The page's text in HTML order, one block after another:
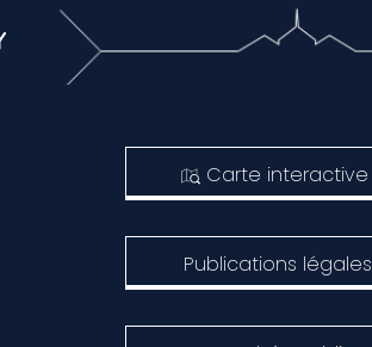
Carte interactive
Publications légales